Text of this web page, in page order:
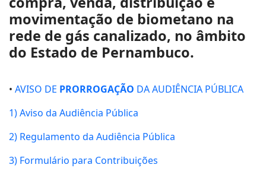
movimentação de biometano na
rede de gás canalizado, no âmbito
do Estado de Pernambuco.
• AVISO DE PRORROGAÇÃO DA AUDIÊNCIA PÚBLICA
1) Aviso da Audiência Pública
2) Regulamento da Audiência Pública
3) Formulário para Contribuições